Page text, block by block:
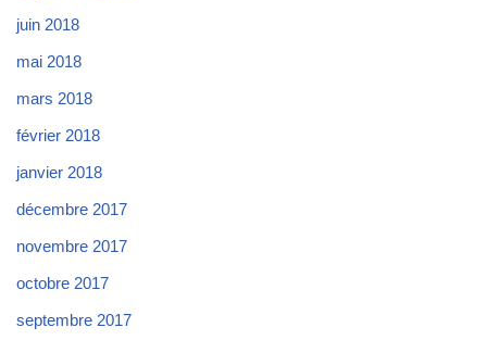
juin 2018
mai 2018
mars 2018
février 2018
janvier 2018
décembre 2017
novembre 2017
octobre 2017
septembre 2017